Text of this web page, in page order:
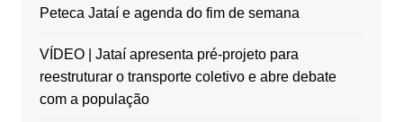
Peteca Jataí e agenda do fim de semana
VÍDEO | Jataí apresenta pré-projeto para
reestruturar o transporte coletivo e abre debate
com a população